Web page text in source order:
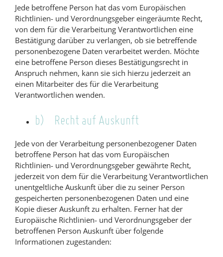
Jede betroffene Person hat das vom Europäischen
Richtlinien- und Verordnungsgeber eingeräumte Recht,
von dem für die Verarbeitung Verantwortlichen eine
Bestätigung darüber zu verlangen, ob sie betreffende
personenbezogene Daten verarbeitet werden. Möchte
eine betroffene Person dieses Bestätigungsrecht in
Anspruch nehmen, kann sie sich hierzu jederzeit an
einen Mitarbeiter des für die Verarbeitung
Verantwortlichen wenden.
b) Recht auf Auskunft
Jede von der Verarbeitung personenbezogener Daten
betroffene Person hat das vom Europäischen
Richtlinien- und Verordnungsgeber gewährte Recht,
jederzeit von dem für die Verarbeitung Verantwortlichen
unentgeltliche Auskunft über die zu seiner Person
gespeicherten personenbezogenen Daten und eine
Kopie dieser Auskunft zu erhalten. Ferner hat der
Europäische Richtlinien- und Verordnungsgeber der
betroffenen Person Auskunft über folgende
Informationen zugestanden: